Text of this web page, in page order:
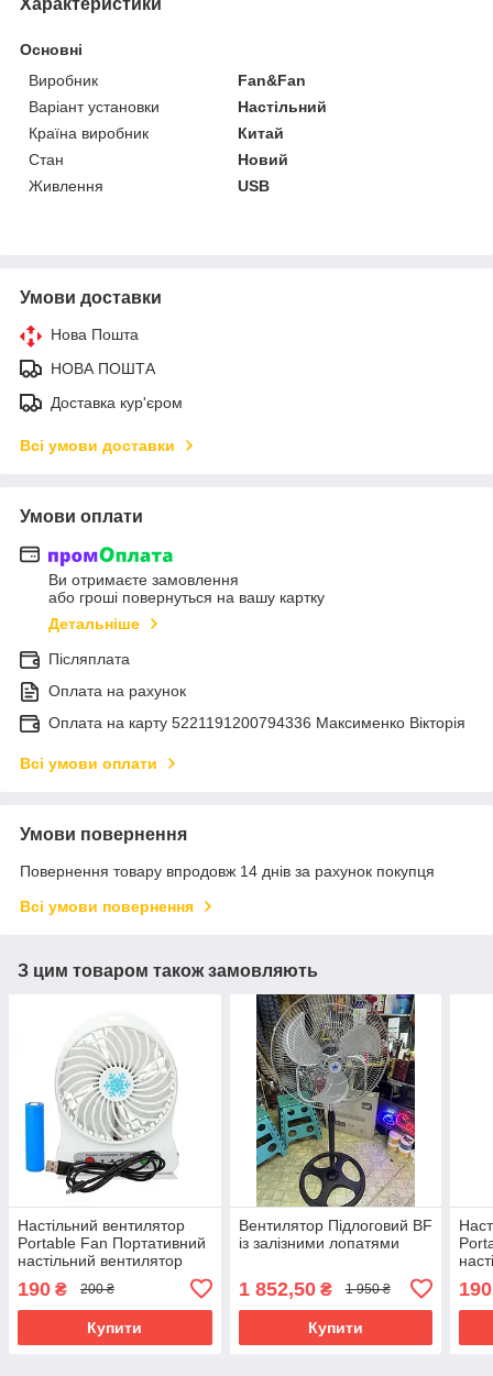
Основні
Виробник
Fan&Fan
Варіант установки
Настільний
Країна виробник
Китай
Стан
Новий
Живлення
USB
Умови доставки
Нова Пошта
НОВА ПОШТА
Доставка кур'єром
Всі умови доставки
Умови оплати
Ви отримаєте замовлення
або гроші повернуться на вашу картку
Детальніше
Післяплата
Оплата на рахунок
Оплата на карту 5221191200794336 Максименко Вікторія
Всі умови оплати
Умови повернення
Повернення товару впродовж 14 днів за рахунок покупця
Всі умови повернення
З цим товаром також замовляють
Настільний вентилятор
Portable Fan Портативний
настільний вентилятор
190 ₴ 200 ₴
Купити
Вентилятор Підлоговий BF
із залізними лопатями
1 852,50₴ 1 950 ₴
Купити
190